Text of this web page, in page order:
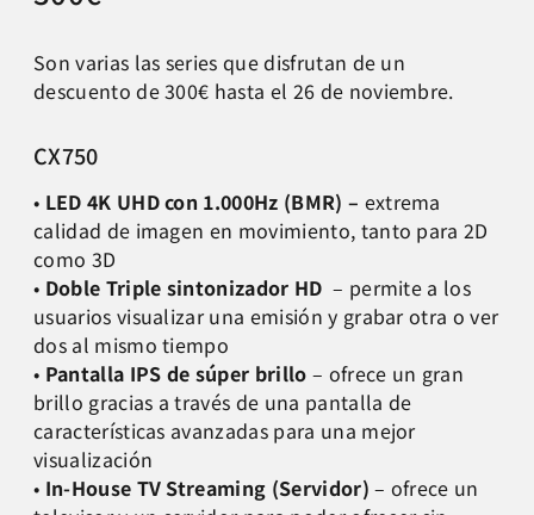
Son varias las series que disfrutan de un
descuento de 300€ hasta el 26 de noviembre.
CX750
• LED 4K UHD con 1.000Hz (BMR) – extrema
calidad de imagen en movimiento, tanto para 2D
como 3D
• Doble Triple sintonizador HD – permite a los
usuarios visualizar una emisión y grabar otra o ver
dos al mismo tiempo
• Pantalla IPS de súper brillo – ofrece un gran
brillo gracias a través de una pantalla de
características avanzadas para una mejor
visualización
• In-House TV Streaming (Servidor) – ofrece un